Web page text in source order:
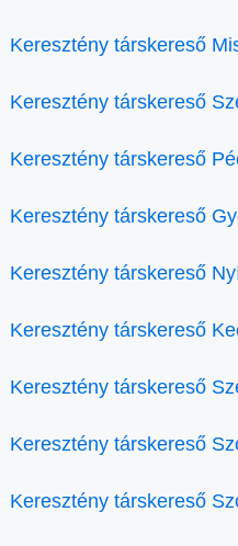
Keresztény társkereső
Keresztény társkereső
Keresztény társkereső
Keresztény társkereső
Keresztény társkereső
Keresztény társkereső
Keresztény társkereső
Keresztény társkereső
Keresztény társkereső